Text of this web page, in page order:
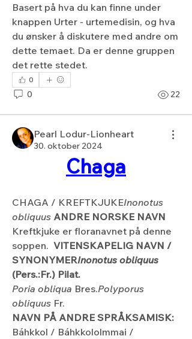
Basert på hva du kan finne under
knappen Urter - urtemedisin, og hva
du ønsker å diskutere med andre om
dette temaet. Da er denne gruppen
det rette stedet.
0
0 22
Pearl Lodur-Lionheart
30. oktober 2024
Chaga
CHAGA / KREFTKJUKEInonotus
obliquus ANDRE NORSKE NAVN
Kreftkjuke er floranavnet på denne
soppen. VITENSKAPELIG NAVN /
SYNONYMER
(Pers.:Fr.) Pilat.
Poria obliqua Bres.Polyporus
obliquus Fr.
NAVN PÅ ANDRE SPRÅKSAMISK:
Báhkkol / Báhkkololmmai /